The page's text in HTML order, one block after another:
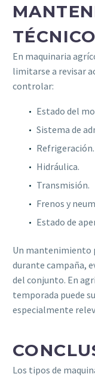
TÉCNICO
En maquinaria
limitarse a revisar
controlar:
Estado del
Sistema de
Refrigeración.
Hidráulica.
Transmisión.
Frenos y
Estado de
Un mantenimiento
durante campaña,
del conjunto. En
temporada puede
especialmente
Los tipos de